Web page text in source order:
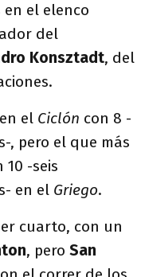
en el elenco
del
Konsztadt, del
el Ciclón con 8 -
, pero el que más
10 -seis
en el Griego.
cuarto, con un
, pero San